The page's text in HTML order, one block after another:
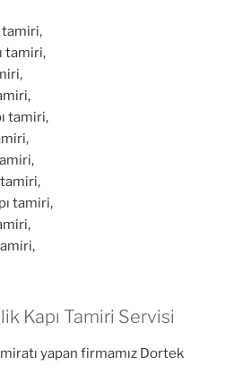
tamiri,
tamiri,
tamiri,
tamiri,
tamiri,
Kapı Tamiri Servisi
yapan firmamız Dortek